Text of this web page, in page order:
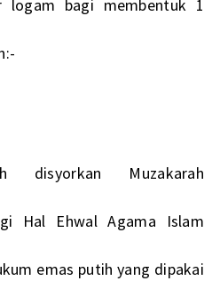
logam bagi membentuk 1
disyorkan Muzakarah
Hal Ehwal Agama Islam
emas putih yang dipakai